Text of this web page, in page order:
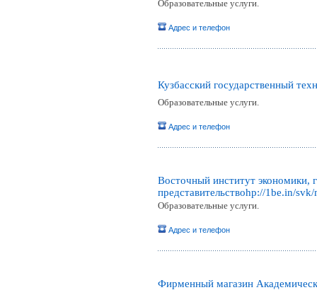
Образовательные услуги.
Адрес и телефон
Кузбасский государственный
Образовательные услуги.
Адрес и телефон
Восточный институт экономики,
представительствоhp://1be.in/
Образовательные услуги.
Адрес и телефон
Фирменный магазин